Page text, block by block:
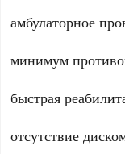
амбулаторное
минимум
быстрая
отсутствие